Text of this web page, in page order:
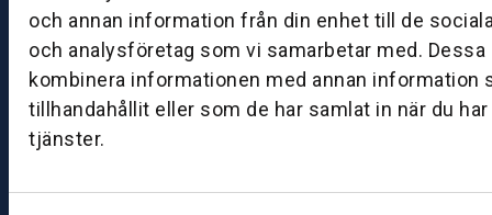
och annan information från din enhet till de
och analysföretag som vi samarbetar med. Dessa
kombinera informationen med annan information
tillhandahållit eller som de har samlat in när du
tjänster.
S
k
d
e
B